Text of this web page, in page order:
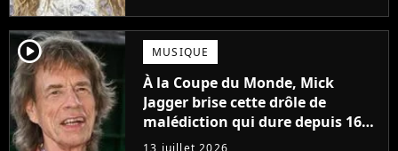
player2 MUSIQUE
À la Coupe du Monde, Mick
Jagger brise cette drôle de
malédiction qui dure depuis 16
ans